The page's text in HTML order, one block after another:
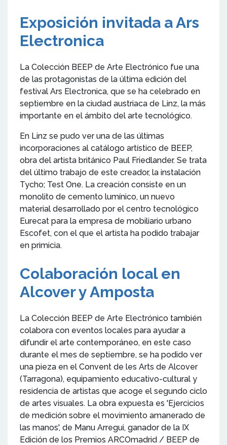
Exposición invitada a Ars
Electronica
La Colección BEEP de Arte Electrónico fue una
de las protagonistas de la última edición del
festival Ars Electronica, que se ha celebrado en
septiembre en la ciudad austriaca de Linz, la más
importante en el ámbito del arte tecnológico.
En Linz se pudo ver una de las últimas
incorporaciones al catálogo artístico de BEEP,
obra del artista británico Paul Friedlander. Se trata
del último trabajo de este creador, la instalación
Tycho; Test One. La creación consiste en un
monolito de cemento lumínico, un nuevo
material desarrollado por el centro tecnológico
Eurecat para la empresa de mobiliario urbano
Escofet, con el que el artista ha podido trabajar
en primicia.
Colaboración local en
Alcover y Amposta
La Colección BEEP de Arte Electrónico también
colabora con eventos locales para ayudar a
difundir el arte contemporáneo, en este caso
durante el mes de septiembre, se ha podido ver
una pieza en el Convent de les Arts de Alcover
(Tarragona), equipamiento educativo-cultural y
residencia de artistas que acoge el segundo ciclo
de artes visuales. La obra expuesta es 'Ejercicios
de medición sobre el movimiento amanerado de
las manos', de Manu Arregui, ganador de la IX
Edición de los Premios ARCOmadrid / BEEP de